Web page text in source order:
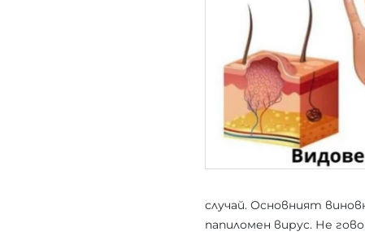
случай. Основният
папиломен вирус. Не